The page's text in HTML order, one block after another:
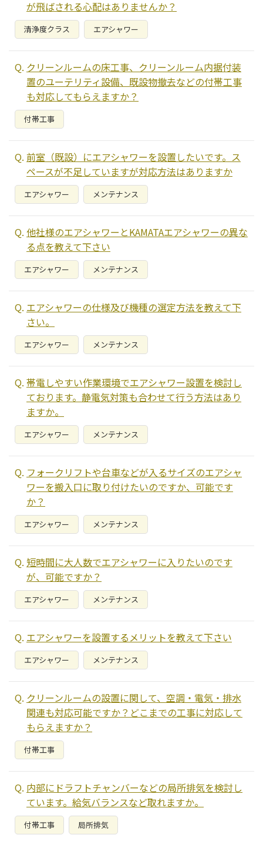
が飛ばされる心配はありませんか？
清浄度クラス エアシャワー
クリーンルームの床工事、クリーンルーム内据付装
置のユーテリティ設備、既設物撤去などの付帯工事
も対応してもらえますか？
付帯工事
前室（既設）にエアシャワーを設置したいです。ス
ペースが不足していますが対応方法はありますか
エアシャワー メンテナンス
他社様のエアシャワーとKAMATAエアシャワーの異な
る点を教えて下さい
エアシャワー メンテナンス
エアシャワーの仕様及び機種の選定方法を教えて下
さい。
エアシャワー メンテナンス
帯電しやすい作業環境でエアシャワー設置を検討し
ております。静電気対策も合わせて行う方法はあり
ますか。
エアシャワー メンテナンス
フォークリフトや台車などが入るサイズのエアシャ
ワーを搬入口に取り付けたいのですか、可能です
か？
エアシャワー メンテナンス
短時間に大人数でエアシャワーに入りたいのです
が、可能ですか？
エアシャワー メンテナンス
エアシャワーを設置するメリットを教えて下さい
エアシャワー メンテナンス
クリーンルームの設置に関して、空調・電気・排水
関連も対応可能ですか？どこまでの工事に対応して
もらえますか？
付帯工事
内部にドラフトチャンバーなどの局所排気を検討し
ています。給気バランスなど取れますか。
付帯工事 局所排気